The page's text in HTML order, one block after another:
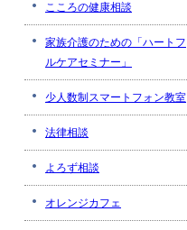
こころの健康相談
家族介護のための「ハートフ
ルケアセミナー」
少人数制スマートフォン教室
法律相談
よろず相談
オレンジカフェ